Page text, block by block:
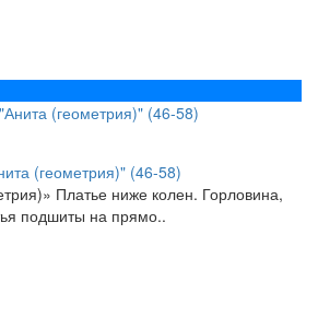
(геометрия)" (46-58)
Платье ниже колен. Горловина,
подшиты на прямо..